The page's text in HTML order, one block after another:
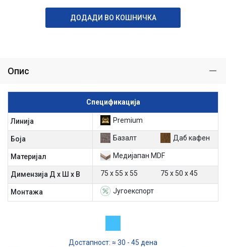
ДОДАДИ ВО КОШНИЧКА
Опис
Спецификација
Линија Premium
Боја Базалт Даб кафен
Материјал Медијапан MDF
Димензија Д х Ш х В 75 х 55 х 55 75 х 50 х 45
Mонтажа Југоекспорт
Достапност: ≈ 30 - 45 дена